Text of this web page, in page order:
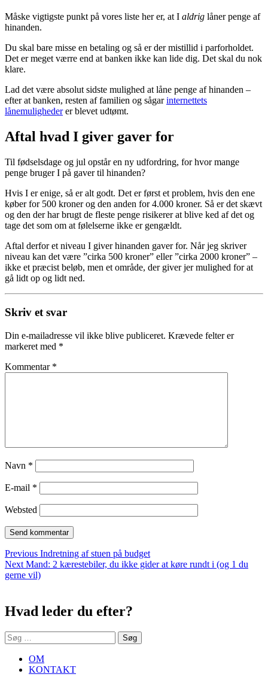
Måske vigtigste punkt på vores liste her er, at I aldrig låner penge af
hinanden.
Du skal bare misse en betaling og så er der mistillid i parforholdet.
Det er meget værre end at banken ikke kan lide dig. Det skal du nok
klare.
Lad det være absolut sidste mulighed at låne penge af hinanden –
efter at banken, resten af familien og sågarinternettets
lånemulighederer blevet udtømt.
Aftal hvad I giver gaver for
Til fødselsdage og jul opstår en ny udfordring, for hvor mange
penge bruger I på gaver til hinanden?
Hvis I er enige, så er alt godt. Det er først et problem, hvis den ene
køber for 500 kroner og den anden for 4.000 kroner. Så er det skævt
og den der har brugt de fleste penge risikerer at blive ked af det og
tage det som om at følelserne ikke er gengældt.
Aftal derfor et niveau I giver hinanden gaver for. Når jeg skriver
niveau kan det være ”cirka 500 kroner” eller ”cirka 2000 kroner” –
ikke et præcist beløb, men et område, der giver jer mulighed for at
gå lidt op og lidt ned.
Skriv et svar
Din e-mailadresse vil ikke blive publiceret. Krævede felter er
markeret med *
Kommentar *
Navn *
E-mail *
Websted
Indlægsnavigation
Previous Previous
post:
Indretning af stuen på budget
Next Next
post:
Mand: 2 kærestebiler, du ikke gider at køre rundt i (og 1 du
gerne vil)
Hvad leder du efter?
Søg
efter:
OM
KONTAKT